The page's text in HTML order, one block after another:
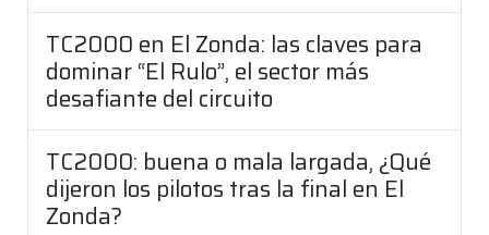
TC2000 en El Zonda: las claves para
dominar “El Rulo”, el sector más
desafiante del circuito
TC2000: buena o mala largada, ¿Qué
dijeron los pilotos tras la final en El
Zonda?